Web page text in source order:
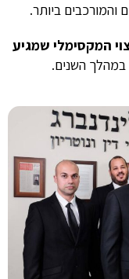
ביותר.
המקסימלי שמגיע
במהלך השנים.